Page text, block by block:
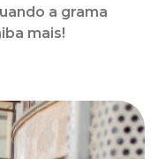
a grama
mais!